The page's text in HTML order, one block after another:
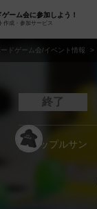
ゲーム会に参加しよう！
作成・参加サービス
ードゲーム会/イベント情報
終了